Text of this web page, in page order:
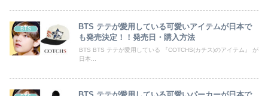
BTS
BTS テテが愛用している可愛いアイテムが日本で
も発売決定！！発売日・購入方法
BTS BTS テテが愛用している 『COTCHS(カチス)のアイテム』 が
日本...